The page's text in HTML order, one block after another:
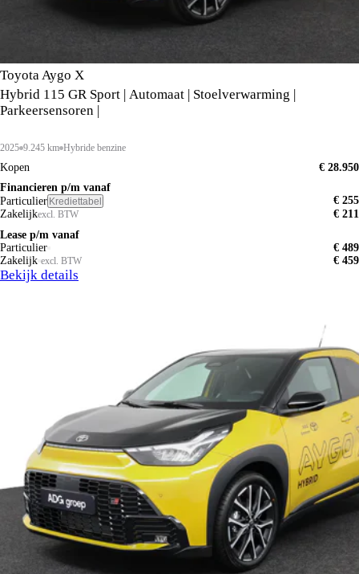
Toyota Aygo X
Hybrid 115 GR Sport | Automaat | Stoelverwarming |
Parkeersensoren |
2025 9.245 km Hybride benzine
Kopen
€ 28.950
Financieren p/m vanaf
Particulier Krediettabel
€ 255
Zakelijkexcl. BTW
€ 211
Lease p/m vanaf
Particulier
€ 489
Zakelijk excl. BTW € 459
Bekijk details